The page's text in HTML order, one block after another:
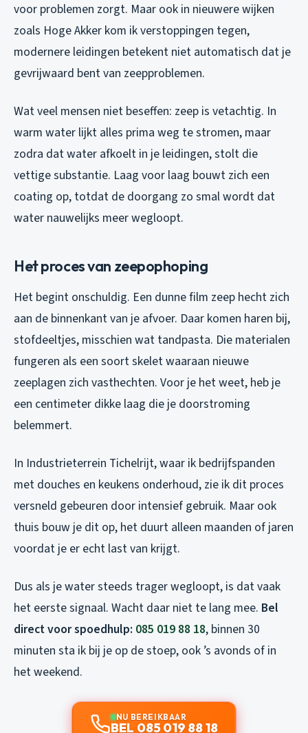
voor problemen zorgt. Maar ook in nieuwere wijken
zoals Hoge Akker kom ik verstoppingen tegen,
modernere leidingen betekent niet automatisch dat je
gevrijwaard bent van zeepproblemen.
Wat veel mensen niet beseffen: zeep is vetachtig. In
warm water lijkt alles prima weg te stromen, maar
zodra dat water afkoelt in je leidingen, stolt die
vettige substantie. Laag voor laag bouwt zich een
coating op, totdat de doorgang zo smal wordt dat
water nauwelijks meer wegloopt.
Het proces van zeepophoping
Het begint onschuldig. Een dunne film zeep hecht zich
aan de binnenkant van je afvoer. Daar komen haren bij,
stofdeeltjes, misschien wat tandpasta. Die materialen
fungeren als een soort skelet waaraan nieuwe
zeeplagen zich vasthechten. Voor je het weet, heb je
een centimeter dikke laag die je doorstroming
belemmert.
In Industrieterrein Tichelrijt, waar ik bedrijfspanden
met douches en keukens onderhoud, zie ik dit proces
versneld gebeuren door intensief gebruik. Maar ook
thuis bouw je dit op, het duurt alleen maanden of jaren
voordat je er echt last van krijgt.
Dus als je water steeds trager wegloopt, is dat vaak
het eerste signaal. Wacht daar niet te lang mee. Bel
direct voor spoedhulp: 085 019 88 18, binnen 30
minuten sta ik bij je op de stoep, ook ’s avonds of in
het weekend.
NU BEREIKBAAR
BEL 085 019 88 18